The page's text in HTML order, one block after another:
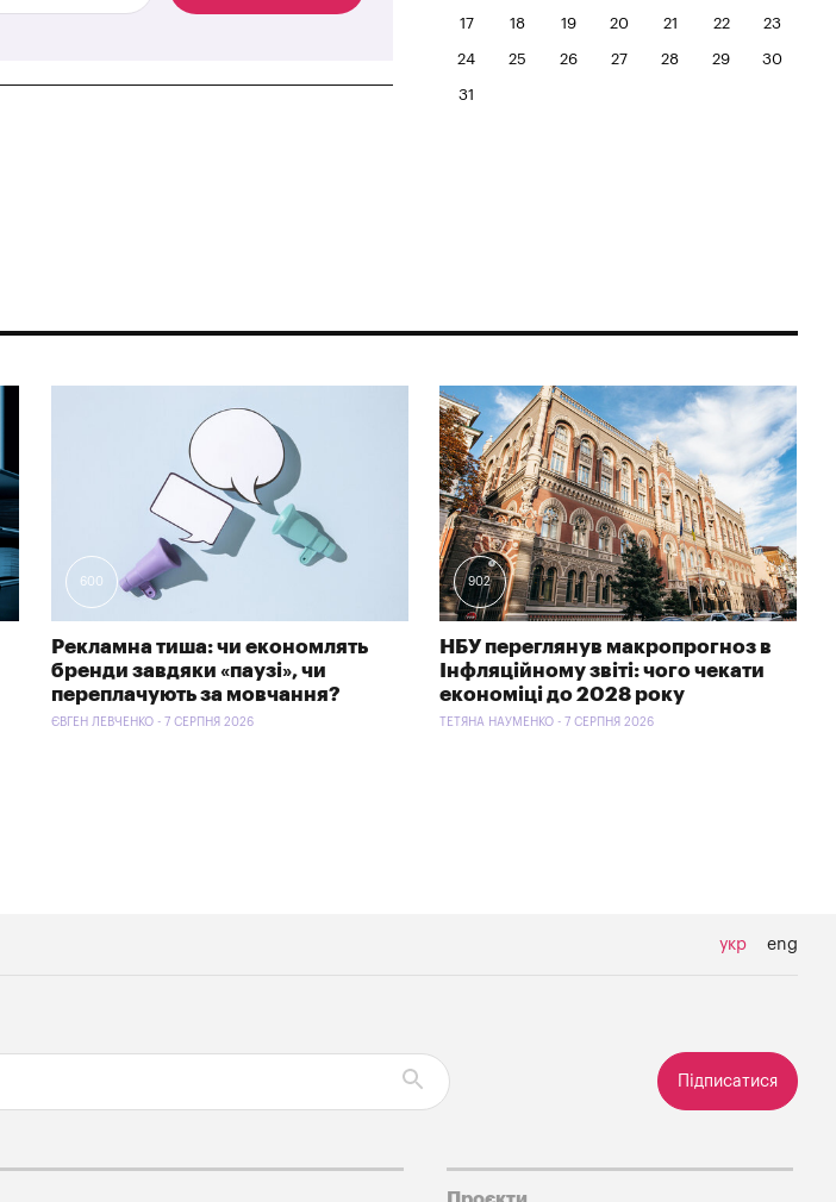
17 18 19 20 21 22 23
24 25 26 27 28 29 30
31
600
Рекламна тиша: чи економлять
бренди завдяки «паузі», чи
переплачують за мовчання?
ЄВГЕН ЛЕВЧЕНКО - 7 СЕРПНЯ 2026
902
НБУ переглянув макропрогноз в
Інфляційному звіті: чого чекати
економіці до 2028 року
ТЕТЯНА НАУМЕНКО - 7 СЕРПНЯ 2026
укр eng
Підписатися